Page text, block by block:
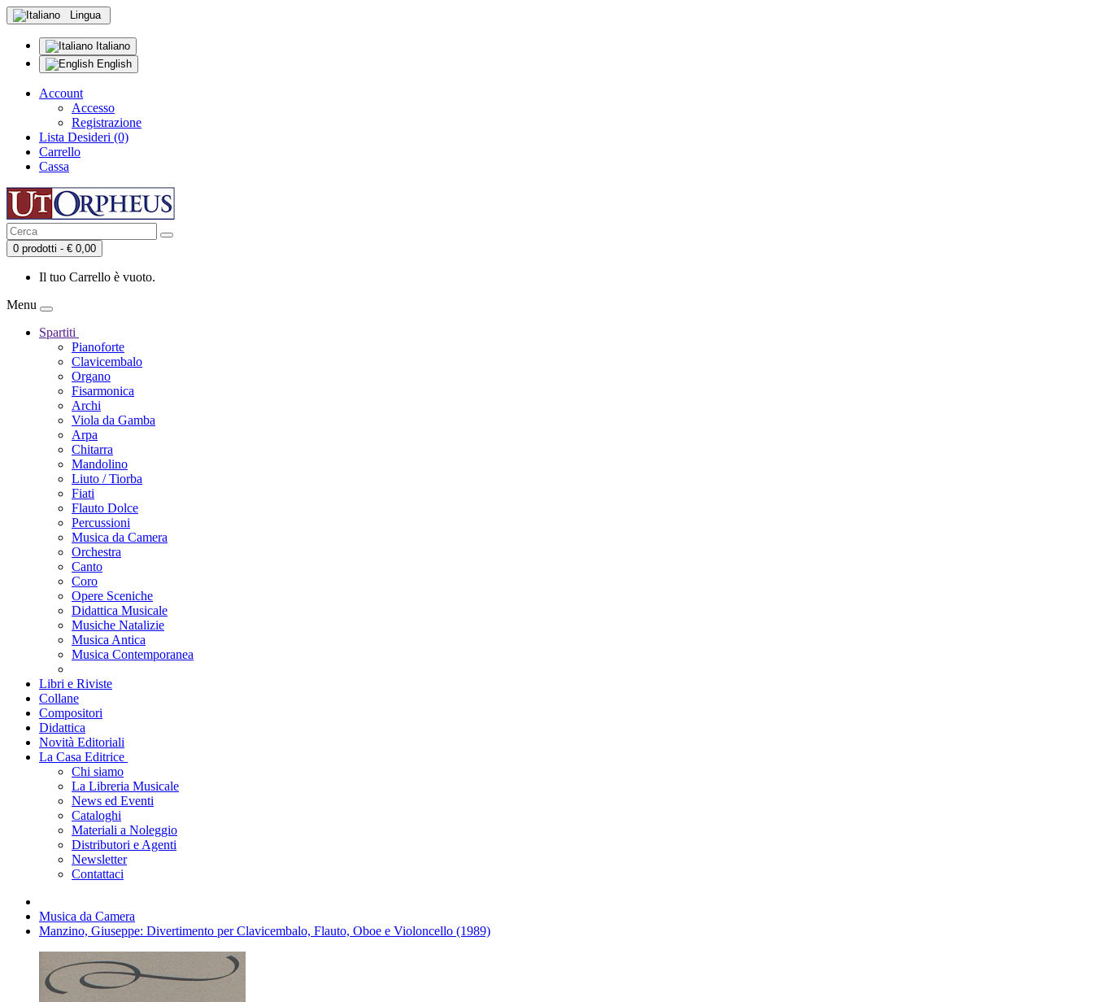
Lingua
Italiano
English
Account
Accesso
Registrazione
Lista Desideri (0)
Carrello
Cassa
0 prodotti - € 0,00
Il tuo Carrello è vuoto.
Menu
Spartiti
Pianoforte
Clavicembalo
Organo
Fisarmonica
Archi
Viola da Gamba
Arpa
Chitarra
Mandolino
Liuto / Tiorba
Fiati
Flauto Dolce
Percussioni
Musica da Camera
Orchestra
Canto
Coro
Opere Sceniche
Didattica Musicale
Musiche Natalizie
Musica Antica
Musica Contemporanea
Libri e Riviste
Collane
Compositori
Didattica
Novità Editoriali
La Casa Editrice
Chi siamo
La Libreria Musicale
News ed Eventi
Cataloghi
Materiali a Noleggio
Distributori e Agenti
Newsletter
Contattaci
Musica da Camera
Manzino, Giuseppe: Divertimento per Clavicembalo, Flauto, Oboe e Violoncello (1989)